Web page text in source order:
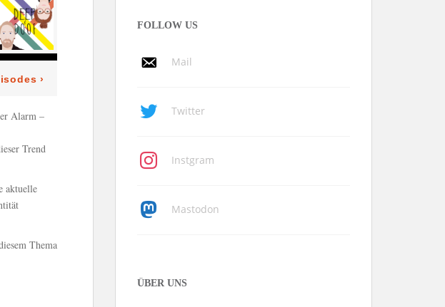
Alarm –
Trend
aktuelle
Thema
FOLLOW US
Mail
Twitter
Instgram
Mastodon
ÜBER UNS